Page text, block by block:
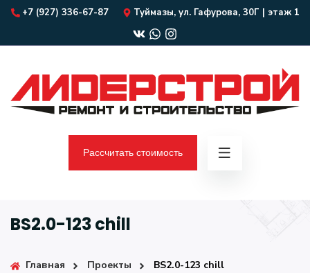
+7 (927) 336-67-87 Туймазы, ул. Гафурова, 30Г | этаж 1
Рассчитать стоимость
BS2.0-123 chill
Главная Проекты BS2.0-123 chill